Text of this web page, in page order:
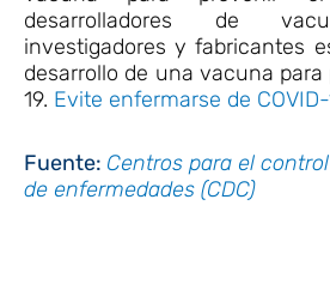
desarrolladores de
investigadores y fabricantes
desarrollo de una vacuna para
19. Evite enfermarse de
Fuente: Centros para el
de enfermedades (CDC)